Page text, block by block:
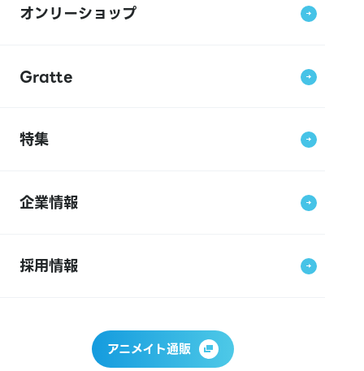
オンリーショップ
Gratte
特集
企業情報
採用情報
アニメイト通販